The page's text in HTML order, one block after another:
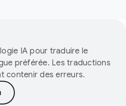
IA pour traduire le
préférée. Les traductions
contenir des erreurs.